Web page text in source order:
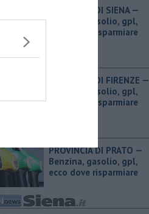
PROVINCIA DI SIENA — ​
Benzina, gasolio, gpl,
ecco dove risparmiare
PROVINCIA DI FIRENZE — ​
Benzina, gasolio, gpl,
ecco dove risparmiare
PROVINCIA DI PRATO — ​
Benzina, gasolio, gpl,
ecco dove risparmiare